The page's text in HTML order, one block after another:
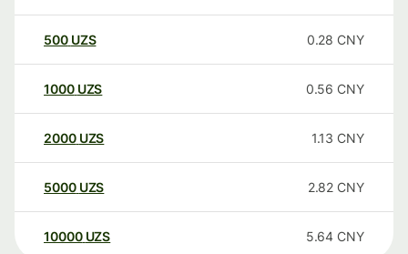
500 UZS 0.28 CNY
1000 UZS 0.56 CNY
2000 UZS 1.13 CNY
5000 UZS 2.82 CNY
10000 UZS 5.64 CNY